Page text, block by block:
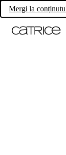
Mergi la